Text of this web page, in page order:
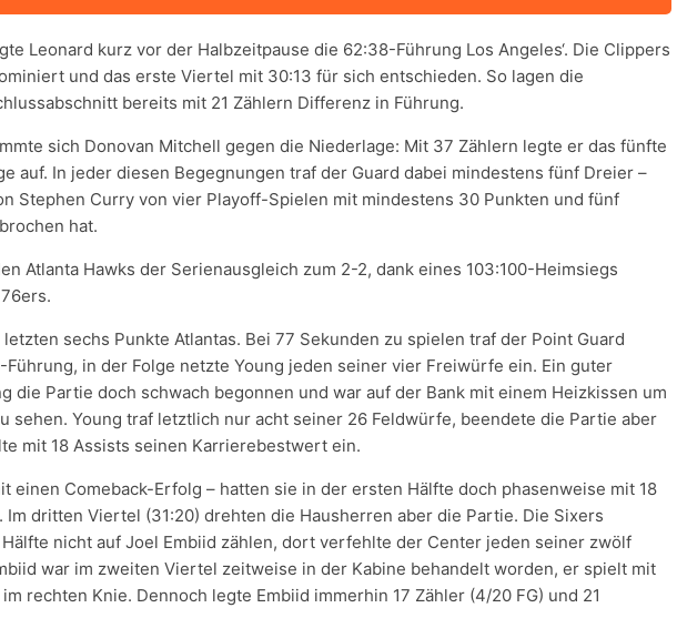
Leonard kurz vor der Halbzeitpause die 62:38-Führung Los Angeles‘. Die Clippers
und das erste Viertel mit 30:13 für sich entschieden. So lagen die
bereits mit 21 Zählern Differenz in Führung.
sich Donovan Mitchell gegen die Niederlage: Mit 37 Zählern legte er das fünfte
auf. In jeder diesen Begegnungen traf der Guard dabei mindestens fünf Dreier –
Stephen Curry von vier Playoff-Spielen mit mindestens 30 Punkten und fünf
hat.
Atlanta Hawks der Serienausgleich zum 2-2, dank eines 103:100-Heimsiegs
sechs Punkte Atlantas. Bei 77 Sekunden zu spielen traf der Point Guard
in der Folge netzte Young jeden seiner vier Freiwürfe ein. Ein guter
die Partie doch schwach begonnen und war auf der Bank mit einem Heizkissen um
sehen. Young traf letztlich nur acht seiner 26 Feldwürfe, beendete die Partie aber
mit 18 Assists seinen Karrierebestwert ein.
einen Comeback-Erfolg – hatten sie in der ersten Hälfte doch phasenweise mit 18
Im dritten Viertel (31:20) drehten die Hausherren aber die Partie. Die Sixers
nicht auf Joel Embiid zählen, dort verfehlte der Center jeden seiner zwölf
war im zweiten Viertel zeitweise in der Kabine behandelt worden, er spielt mit
rechten Knie. Dennoch legte Embiid immerhin 17 Zähler (4/20 FG) und 21